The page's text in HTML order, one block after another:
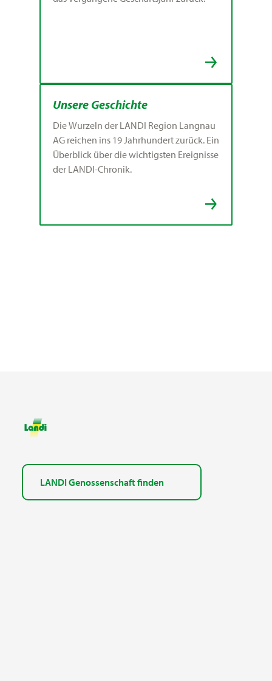
Unsere Geschichte
Die Wurzeln der LANDI Region Langnau
AG reichen ins 19 Jahrhundert zurück. Ein
Überblick über die wichtigsten Ereignisse
der LANDI-Chronik.
LANDI Genossenschaft finden